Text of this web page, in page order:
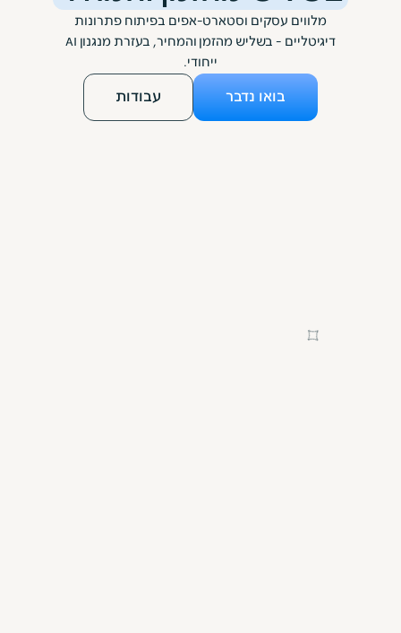
מלווים עסקים וסטארט-אפים בפיתוח פתרונות
דיגיטליים - בשליש מהזמן והמחיר, בעזרת מנגנון AI
ייחודי.
בואו נדבר עבודות